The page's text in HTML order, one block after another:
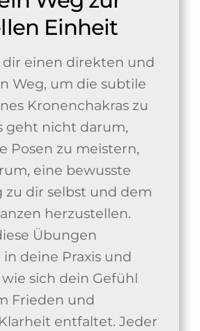
Einheit
dir einen direkten und
Weg, um die subtile
Kronenchakras zu
geht nicht darum,
Posen zu meistern,
eine bewusste
zu dir selbst und dem
herzustellen.
Übungen
deine Praxis und
sich dein Gefühl
Frieden und
entfaltet. Jeder